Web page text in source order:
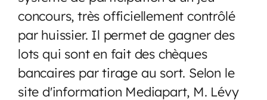
concours, très officiellement contrôlé
par huissier. Il permet de gagner des
lots qui sont en fait des chèques
bancaires par tirage au sort. Selon le
site d'information Mediapart, M. Lévy